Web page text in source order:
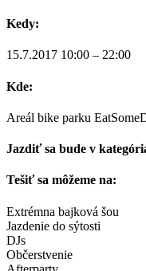
Kedy:
15.7.2017 10:00 – 22:00
Kde:
Areál bike parku
Jazdiť sa bude v
Tešiť sa môžeme na:
Extrémna bajková šou
Jazdenie do sýtosti
DJs
Občerstvenie